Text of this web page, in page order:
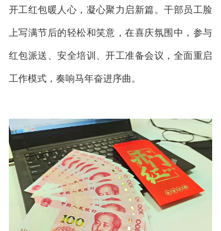
开工红包暖人心，凝心聚力启新篇。干部员工脸
上写满节后的轻松和笑意，在喜庆氛围中，参与
红包派送、安全培训、开工准备会议，全面重启
工作模式，奏响马年奋进序曲。